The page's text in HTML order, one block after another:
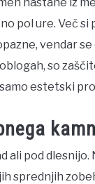
nastane iz
pol ure. Več
vendar
so
estetski
ali pod
sprednjih